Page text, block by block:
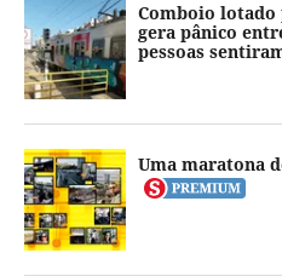
Comboio lotado
gera pânico
pessoas
Uma maratona